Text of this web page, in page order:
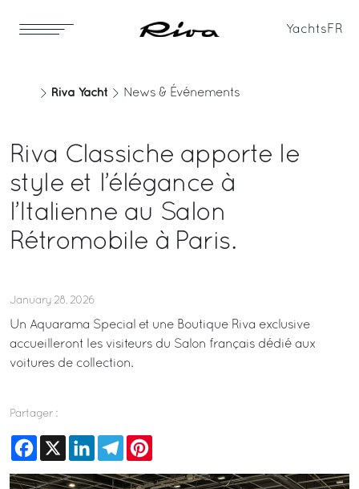
Yachts FR
Riva Yacht News & Événements
Riva Classiche apporte le
style et l’élégance à
l’Italienne au Salon
Rétromobile à Paris.
January 28, 2026
Un Aquarama Special et une Boutique Riva exclusive
accueilleront les visiteurs du Salon français dédié aux
voitures de collection.
Partager :
Facebook
X LinkedInTelegram